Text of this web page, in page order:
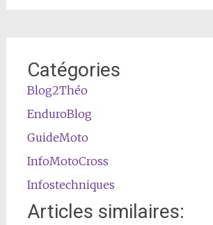
Catégories
Blog2Théo
EnduroBlog
GuideMoto
InfoMotoCross
Infostechniques
Articles similaires: